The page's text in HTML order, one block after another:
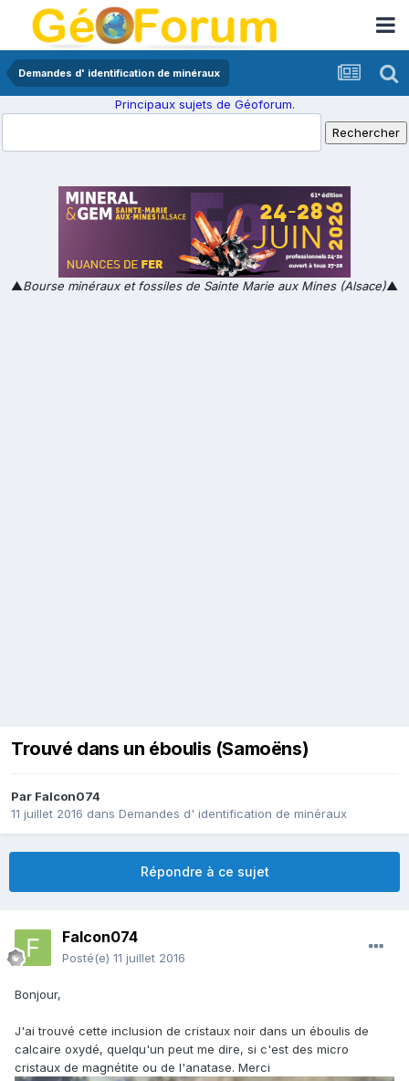
Demandes d' identification de minéraux
Principaux sujets de Géoforum.
▲Bourse minéraux et fossiles de Sainte Marie aux Mines (Alsace)▲
Trouvé dans un éboulis (Samoëns)
Par Falcon074
11 juillet 2016 dans Demandes d' identification de minéraux
Répondre à ce sujet
Falcon074
Posté(e) 11 juillet 2016
Bonjour,
J'ai trouvé cette inclusion de cristaux noir dans un éboulis de
calcaire oxydé, quelqu'un peut me dire, si c'est des micro
cristaux de magnétite ou de l'anatase. Merci